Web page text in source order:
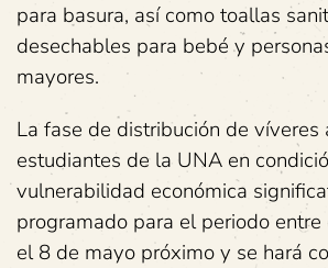
para basura, así como toallas
desechables para bebé y
mayores.
La fase de distribución de víveres
estudiantes de la UNA en
vulnerabilidad económica
programado para el periodo
el 8 de mayo próximo y se hará